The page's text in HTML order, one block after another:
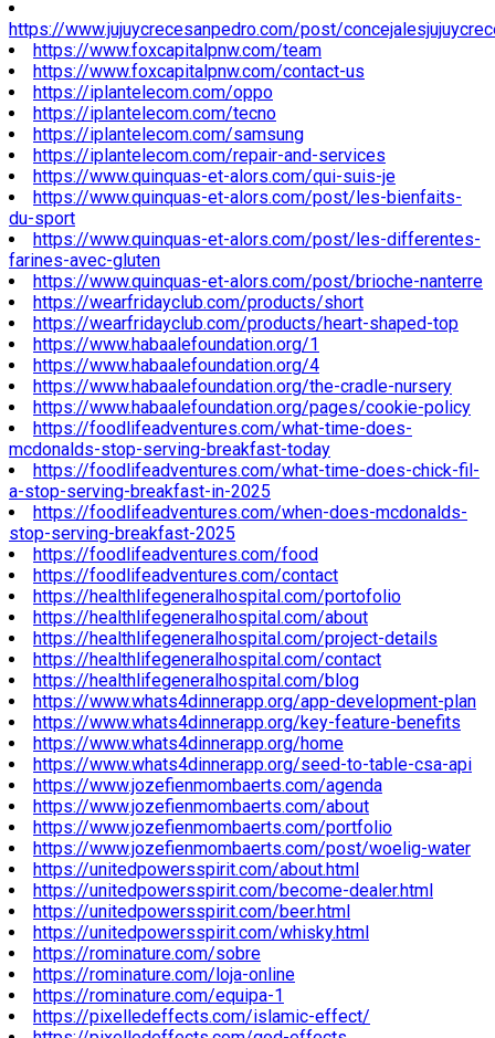
https://www.jujuycrecesanpedro.com/post/
https://www.foxcapitalpnw.com/team
https://www.foxcapitalpnw.com/contact-us
https://iplantelecom.com/oppo
https://iplantelecom.com/tecno
https://iplantelecom.com/samsung
https://iplantelecom.com/repair-and-services
https://www.quinquas-et-alors.com/qui-suis-je
https://www.quinquas-et-alors.com/post/les-bienfaits-
du-sport
https://www.quinquas-et-alors.com/post/les-differentes-
farines-avec-gluten
https://www.quinquas-et-alors.com/post/brioche-nanterre
https://wearfridayclub.com/products/short
https://wearfridayclub.com/products/heart-shaped-top
https://www.habaalefoundation.org/1
https://www.habaalefoundation.org/4
https://www.habaalefoundation.org/the-cradle-nursery
https://www.habaalefoundation.org/pages/cookie-policy
https://foodlifeadventures.com/what-time-does-
mcdonalds-stop-serving-breakfast-today
https://foodlifeadventures.com/what-time-does-chick-fil-
a-stop-serving-breakfast-in-2025
https://foodlifeadventures.com/when-does-mcdonalds-
stop-serving-breakfast-2025
https://foodlifeadventures.com/food
https://foodlifeadventures.com/contact
https://healthlifegeneralhospital.com/portofolio
https://healthlifegeneralhospital.com/about
https://healthlifegeneralhospital.com/project-details
https://healthlifegeneralhospital.com/contact
https://healthlifegeneralhospital.com/blog
https://www.whats4dinnerapp.org/app-development-plan
https://www.whats4dinnerapp.org/key-feature-benefits
https://www.whats4dinnerapp.org/home
https://www.whats4dinnerapp.org/seed-to-table-csa-api
https://www.jozefienmombaerts.com/agenda
https://www.jozefienmombaerts.com/about
https://www.jozefienmombaerts.com/portfolio
https://www.jozefienmombaerts.com/post/woelig-water
https://unitedpowersspirit.com/about.html
https://unitedpowersspirit.com/become-dealer.html
https://unitedpowersspirit.com/beer.html
https://unitedpowersspirit.com/whisky.html
https://rominature.com/sobre
https://rominature.com/loja-online
https://rominature.com/equipa-1
https://pixelledeffects.com/islamic-effect/